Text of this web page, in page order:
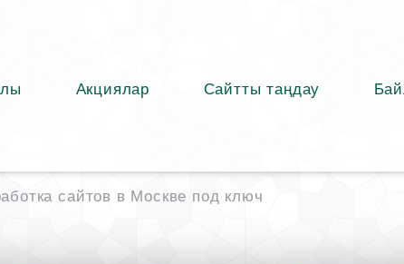
Акциялар Сайтты таңдау
сайтов в Москве под ключ